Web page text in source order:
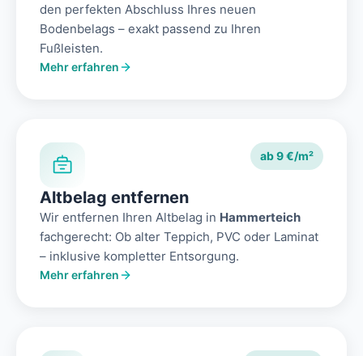
den perfekten Abschluss Ihres neuen
Bodenbelags – exakt passend zu Ihren
Fußleisten.
Mehr erfahren
ab 9 €/m²
Altbelag entfernen
Wir entfernen Ihren Altbelag in Hammerteich
fachgerecht: Ob alter Teppich, PVC oder Laminat
– inklusive kompletter Entsorgung.
Mehr erfahren